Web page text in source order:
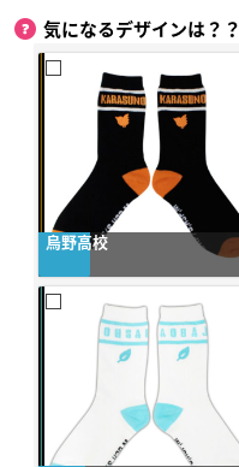
気になるデザインは？？
烏野高校